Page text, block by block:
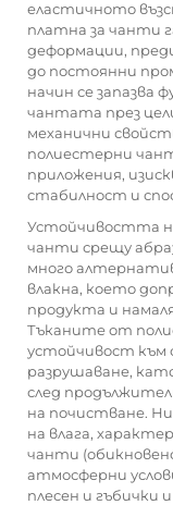
еластичното
платна за чанти
деформации,
до постоянни
начин се запазва
чантата през
механични
полиестерни
приложения,
стабилност и
Устойчивостта
чанти срещу
много
влакна, което
продукта и
Тъканите от
устойчивост към
разрушаване,
след
на почистване.
на влага,
чанти
атмосферни
плесен и гъбички